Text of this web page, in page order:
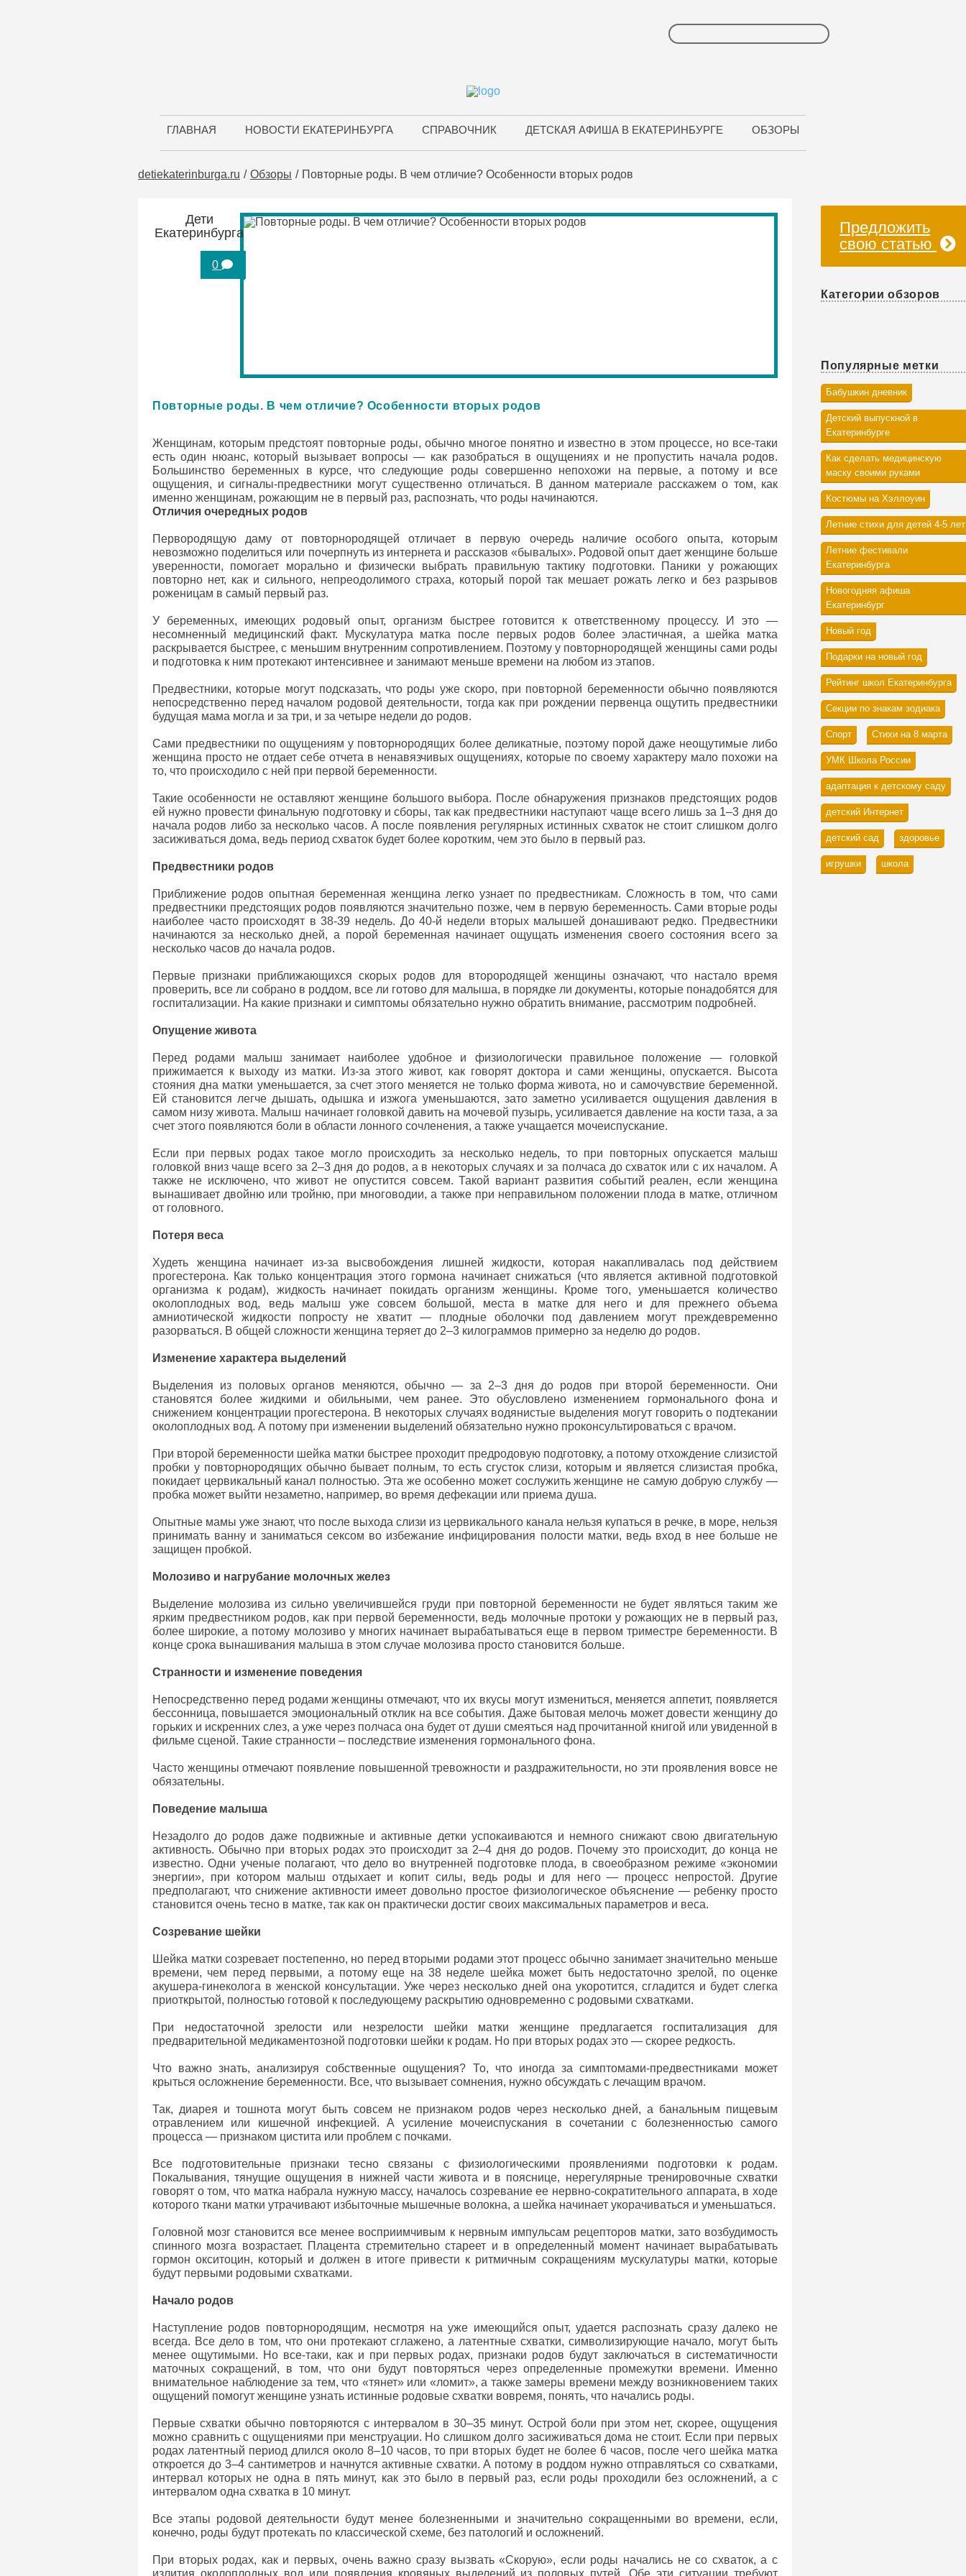
ГЛАВНАЯ НОВОСТИ ЕКАТЕРИНБУРГА СПРАВОЧНИК ДЕТСКАЯ АФИША В ЕКАТЕРИНБУРГЕ ОБЗОРЫ
detiekaterinburga.ru Обзоры Повторные роды. В чем отличие? Особенности вторых родов
Дети
Екатеринбурга
0
Повторные роды. В чем отличие? Особенности вторых родов
Женщинам, которым предстоят повторные роды, обычно многое понятно и известно в этом процессе, но все-таки
есть один нюанс, который вызывает вопросы — как разобраться в ощущениях и не пропустить начала родов.
Большинство беременных в курсе, что следующие роды совершенно непохожи на первые, а потому и все
ощущения, и сигналы-предвестники могут существенно отличаться. В данном материале расскажем о том, как
именно женщинам, рожающим не в первый раз, распознать, что роды начинаются.
Отличия очередных родов
Первородящую даму от повторнородящей отличает в первую очередь наличие особого опыта, которым
невозможно поделиться или почерпнуть из интернета и рассказов «бывалых». Родовой опыт дает женщине больше
уверенности, помогает морально и физически выбрать правильную тактику подготовки. Паники у рожающих
повторно нет, как и сильного, непреодолимого страха, который порой так мешает рожать легко и без разрывов
роженицам в самый первый раз.
У беременных, имеющих родовый опыт, организм быстрее готовится к ответственному процессу. И это —
несомненный медицинский факт. Мускулатура матка после первых родов более эластичная, а шейка матка
раскрывается быстрее, с меньшим внутренним сопротивлением. Поэтому у повторнородящей женщины сами роды
и подготовка к ним протекают интенсивнее и занимают меньше времени на любом из этапов.
Предвестники, которые могут подсказать, что роды уже скоро, при повторной беременности обычно появляются
непосредственно перед началом родовой деятельности, тогда как при рождении первенца ощутить предвестники
будущая мама могла и за три, и за четыре недели до родов.
Сами предвестники по ощущениям у повторнородящих более деликатные, поэтому порой даже неощутимые либо
женщина просто не отдает себе отчета в ненавязчивых ощущениях, которые по своему характеру мало похожи на
то, что происходило с ней при первой беременности.
Такие особенности не оставляют женщине большого выбора. После обнаружения признаков предстоящих родов
ей нужно провести финальную подготовку и сборы, так как предвестники наступают чаще всего лишь за 1–3 дня до
начала родов либо за несколько часов. А после появления регулярных истинных схваток не стоит слишком долго
засиживаться дома, ведь период схваток будет более коротким, чем это было в первый раз.
Предвестники родов
Приближение родов опытная беременная женщина легко узнает по предвестникам. Сложность в том, что сами
предвестники предстоящих родов появляются значительно позже, чем в первую беременность. Сами вторые роды
наиболее часто происходят в 38-39 недель. До 40-й недели вторых малышей донашивают редко. Предвестники
начинаются за несколько дней, а порой беременная начинает ощущать изменения своего состояния всего за
несколько часов до начала родов.
Первые признаки приближающихся скорых родов для второродящей женщины означают, что настало время
проверить, все ли собрано в роддом, все ли готово для малыша, в порядке ли документы, которые понадобятся для
госпитализации. На какие признаки и симптомы обязательно нужно обратить внимание, рассмотрим подробней.
Опущение живота
Перед родами малыш занимает наиболее удобное и физиологически правильное положение — головкой
прижимается к выходу из матки. Из-за этого живот, как говорят доктора и сами женщины, опускается. Высота
стояния дна матки уменьшается, за счет этого меняется не только форма живота, но и самочувствие беременной.
Ей становится легче дышать, одышка и изжога уменьшаются, зато заметно усиливается ощущения давления в
самом низу живота. Малыш начинает головкой давить на мочевой пузырь, усиливается давление на кости таза, а за
счет этого появляются боли в области лонного сочленения, а также учащается мочеиспускание.
Если при первых родах такое могло происходить за несколько недель, то при повторных опускается малыш
головкой вниз чаще всего за 2–3 дня до родов, а в некоторых случаях и за полчаса до схваток или с их началом. А
также не исключено, что живот не опустится совсем. Такой вариант развития событий реален, если женщина
вынашивает двойню или тройню, при многоводии, а также при неправильном положении плода в матке, отличном
от головного.
Потеря веса
Худеть женщина начинает из-за высвобождения лишней жидкости, которая накапливалась под действием
прогестерона. Как только концентрация этого гормона начинает снижаться (что является активной подготовкой
организма к родам), жидкость начинает покидать организм женщины. Кроме того, уменьшается количество
околоплодных вод, ведь малыш уже совсем большой, места в матке для него и для прежнего объема
амниотической жидкости попросту не хватит — плодные оболочки под давлением могут преждевременно
разорваться. В общей сложности женщина теряет до 2–3 килограммов примерно за неделю до родов.
Изменение характера выделений
Выделения из половых органов меняются, обычно — за 2–3 дня до родов при второй беременности. Они
становятся более жидкими и обильными, чем ранее. Это обусловлено изменением гормонального фона и
снижением концентрации прогестерона. В некоторых случаях водянистые выделения могут говорить о подтекании
околоплодных вод. А потому при изменении выделений обязательно нужно проконсультироваться с врачом.
При второй беременности шейка матки быстрее проходит предродовую подготовку, а потому отхождение слизистой
пробки у повторнородящих обычно бывает полным, то есть сгусток слизи, которым и является слизистая пробка,
покидает цервикальный канал полностью. Эта же особенно может сослужить женщине не самую добрую службу —
пробка может выйти незаметно, например, во время дефекации или приема душа.
Опытные мамы уже знают, что после выхода слизи из цервикального канала нельзя купаться в речке, в море, нельзя
принимать ванну и заниматься сексом во избежание инфицирования полости матки, ведь вход в нее больше не
защищен пробкой.
Молозиво и нагрубание молочных желез
Выделение молозива из сильно увеличившейся груди при повторной беременности не будет являться таким же
ярким предвестником родов, как при первой беременности, ведь молочные протоки у рожающих не в первый раз,
более широкие, а потому молозиво у многих начинает вырабатываться еще в первом триместре беременности. В
конце срока вынашивания малыша в этом случае молозива просто становится больше.
Странности и изменение поведения
Непосредственно перед родами женщины отмечают, что их вкусы могут измениться, меняется аппетит, появляется
бессонница, повышается эмоциональный отклик на все события. Даже бытовая мелочь может довести женщину до
горьких и искренних слез, а уже через полчаса она будет от души смеяться над прочитанной книгой или увиденной в
фильме сценой. Такие странности – последствие изменения гормонального фона.
Часто женщины отмечают появление повышенной тревожности и раздражительности, но эти проявления вовсе не
обязательны.
Поведение малыша
Незадолго до родов даже подвижные и активные детки успокаиваются и немного снижают свою двигательную
активность. Обычно при вторых родах это происходит за 2–4 дня до родов. Почему это происходит, до конца не
известно. Одни ученые полагают, что дело во внутренней подготовке плода, в своеобразном режиме «экономии
энергии», при котором малыш отдыхает и копит силы, ведь роды и для него — процесс непростой. Другие
предполагают, что снижение активности имеет довольно простое физиологическое объяснение — ребенку просто
становится очень тесно в матке, так как он практически достиг своих максимальных параметров и веса.
Созревание шейки
Шейка матки созревает постепенно, но перед вторыми родами этот процесс обычно занимает значительно меньше
времени, чем перед первыми, а потому еще на 38 неделе шейка может быть недостаточно зрелой, по оценке
акушера-гинеколога в женской консультации. Уже через несколько дней она укоротится, сгладится и будет слегка
приоткрытой, полностью готовой к последующему раскрытию одновременно с родовыми схватками.
При недостаточной зрелости или незрелости шейки матки женщине предлагается госпитализация для
предварительной медикаментозной подготовки шейки к родам. Но при вторых родах это — скорее редкость.
Что важно знать, анализируя собственные ощущения? То, что иногда за симптомами-предвестниками может
крыться осложнение беременности. Все, что вызывает сомнения, нужно обсуждать с лечащим врачом.
Так, диарея и тошнота могут быть совсем не признаком родов через несколько дней, а банальным пищевым
отравлением или кишечной инфекцией. А усиление мочеиспускания в сочетании с болезненностью самого
процесса — признаком цистита или проблем с почками.
Все подготовительные признаки тесно связаны с физиологическими проявлениями подготовки к родам.
Покалывания, тянущие ощущения в нижней части живота и в пояснице, нерегулярные тренировочные схватки
говорят о том, что матка набрала нужную массу, началось созревание ее нервно-сократительного аппарата, в ходе
которого ткани матки утрачивают избыточные мышечные волокна, а шейка начинает укорачиваться и уменьшаться.
Головной мозг становится все менее восприимчивым к нервным импульсам рецепторов матки, зато возбудимость
спинного мозга возрастает. Плацента стремительно стареет и в определенный момент начинает вырабатывать
гормон окситоцин, который и должен в итоге привести к ритмичным сокращениям мускулатуры матки, которые
будут первыми родовыми схватками.
Начало родов
Наступление родов повторнородящим, несмотря на уже имеющийся опыт, удается распознать сразу далеко не
всегда. Все дело в том, что они протекают сглажено, а латентные схватки, символизирующие начало, могут быть
менее ощутимыми. Но все-таки, как и при первых родах, признаки родов будут заключаться в систематичности
маточных сокращений, в том, что они будут повторяться через определенные промежутки времени. Именно
внимательное наблюдение за тем, что «тянет» или «ломит», а также замеры времени между возникновением таких
ощущений помогут женщине узнать истинные родовые схватки вовремя, понять, что начались роды.
Первые схватки обычно повторяются с интервалом в 30–35 минут. Острой боли при этом нет, скорее, ощущения
можно сравнить с ощущениями при менструации. Но слишком долго засиживаться дома не стоит. Если при первых
родах латентный период длился около 8–10 часов, то при вторых будет не более 6 часов, после чего шейка матка
откроется до 3–4 сантиметров и начнутся активные схватки. А потому в роддом нужно отправляться со схватками,
интервал которых не одна в пять минут, как это было в первый раз, если роды проходили без осложнений, а с
интервалом одна схватка в 10 минут.
Все этапы родовой деятельности будут менее болезненными и значительно сокращенными во времени, если,
конечно, роды будут протекать по классической схеме, без патологий и осложнений.
При вторых родах, как и первых, очень важно сразу вызвать «Скорую», если роды начались не со схваток, а с
излития околоплодных вод или появления кровяных выделений из половых путей. Обе эти ситуации требуют
Предложить
свою статью
Категории обзоров
Популярные метки
Бабушкин дневник
Детский выпускной в
Екатеринбурге
Как сделать медицинскую
маску своими руками
Костюмы на Хэллоуин
Летние стихи для детей 4-5 лет
Летние фестивали
Екатеринбурга
Новогодняя афиша
Екатеринбург
Новый год
Подарки на новый год
Рейтинг школ Екатеринбурга
Секции по знакам зодиака
Спорт Стихи на 8 марта
УМК Школа России
адаптация к детскому саду
детский Интернет
детский сад здоровье
игрушки школа